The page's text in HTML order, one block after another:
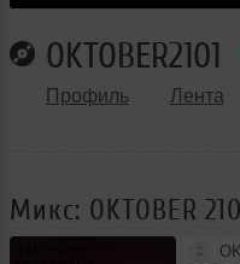
OKTOBER2101
Профиль Лента
Микс: OKTOBER